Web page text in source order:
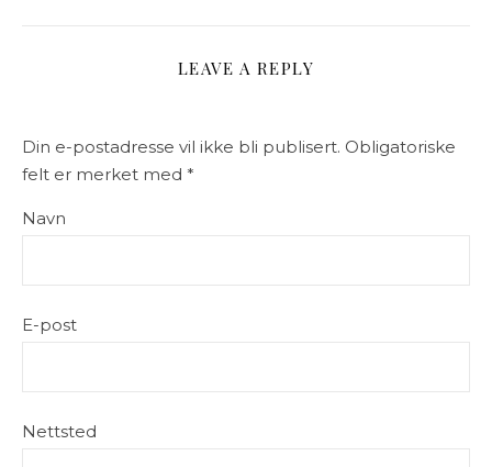
LEAVE A REPLY
Din e-postadresse vil ikke bli publisert. Obligatoriske
felt er merket med *
Navn
E-post
Nettsted